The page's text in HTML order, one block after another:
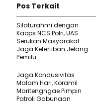
Pos Terkait
Silaturahmi dengan
Kaops NCS Polri, UAS
Serukan Masyarakat
Jaga Ketertiban Jelang
Pemilu
​Jaga Kondusivitas
Malam Hari, Koramil
Maritengngae Pimpin
Patroli Gabungan